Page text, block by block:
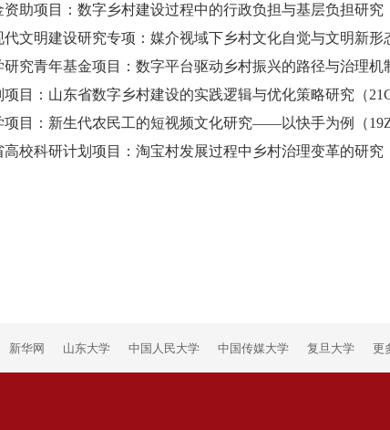
助项目：数字乡村建设过程中的行政负担与基层负担研究
文明建设研究专项：媒介视域下乡村文化自觉与文明新形
研究青年基金项目： 数字平台驱动乡村振兴的路径与治理机
目：山东省数字乡村建设的实践逻辑与优化策略研究（
项目：新生代农民工的短视频文化研究——以快手为例（
校科研计划项目：淘宝村发展过程中乡村治理变革的研究
新华网 山东大学 中国人民大学 中国传媒大学 复旦大学 更